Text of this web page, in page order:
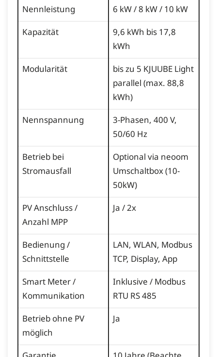
Nennleistung
6 kW / 8 kW / 10 kW
Kapazität
9,6 kWh bis 17,8
kWh
Modularität
bis zu 5 KJUUBE Light
parallel (max. 88,8
kWh)
Nennspannung
3-Phasen, 400 V,
50/60 Hz
Betrieb bei
Stromausfall
Optional via neoom
Umschaltbox (10-
50kW)
PV Anschluss /
Anzahl MPP
Ja / 2x
Bedienung /
Schnittstelle
LAN, WLAN, Modbus
TCP, Display, App
Smart Meter /
Kommunikation
Inklusive / Modbus
RTU RS 485
Betrieb ohne PV
möglich
Ja